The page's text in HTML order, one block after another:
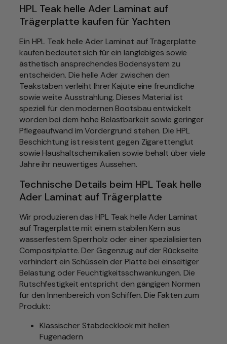
L
a
m
i
n
a
t
T
e
a
k
h
e
l
A
d
r
H
o
l
z
n
a
c
h
HPL Teak helle Ader Laminat auf
Trägerplatte kaufen für Yachten
Ein HPL Teak helle Ader Laminat auf Trägerplatte
kaufen bedeutet sich für ein langlebiges sowie
ästhetisch ansprechendes Bodensystem zu
entscheiden. Die helle Ader zwischen den
Teakstäben verleiht Ihrer Kajüte eine freundliche
sowie weite Ausstrahlung. Dieses Material ist
speziell für den modernen Bootsbau entwickelt
worden bei dem hohe Belastbarkeit sowie geringer
Pflegeaufwand im Vordergrund stehen. Die HPL
Beschichtung ist resistent gegen Zigarettenglut
sowie Haushaltschemikalien sowie behält über viele
Jahre ihr neuwertiges Aussehen.
Technische Details beim HPL Teak helle
Ader Laminat auf Trägerplatte
Wir produzieren das HPL Teak helle Ader Laminat
auf Trägerplatte mit einem stabilen Kern aus
wasserfestem Sperrholz oder einer spezialisierten
Compositplatte. Der Gegenzug auf der Rückseite
verhindert ein Schüsseln der Platte bei einseitiger
Belastung oder Feuchtigkeitsschwankungen. Die
Rutschfestigkeit entspricht den gängigen Normen
für den Innenbereich von Schiffen. Die Fakten zum
Produkt:
Klassischer Stabdecklook mit hellen
Fugenadern